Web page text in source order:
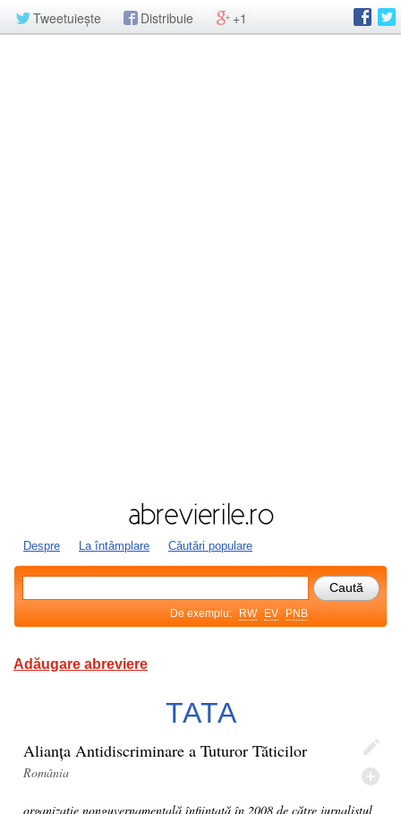
Tweetuiește Distribuie +1
Despre La întâmplare Căutări populare
De exemplu: RW EV PNB
Adăugare abreviere
TATA
Alianța Antidiscriminare a Tuturor Tăticilor
România
organizație nonguvernamentală înființată în 2008 de către jurnalistul